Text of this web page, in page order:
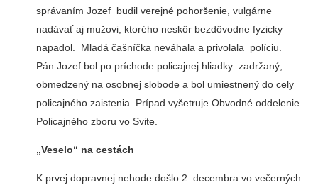
správaním Jozef budil verejné pohoršenie, vulgárne
nadávať aj mužovi, ktorého neskôr bezdôvodne fyzicky
napadol. Mladá čašníčka neváhala a privolala políciu.
Pán Jozef bol po príchode policajnej hliadky zadržaný,
obmedzený na osobnej slobode a bol umiestnený do cely
policajného zaistenia. Prípad vyšetruje Obvodné oddelenie
Policajného zboru vo Svite.
„Veselo“ na cestách
K prvej dopravnej nehode došlo 2. decembra vo večerných